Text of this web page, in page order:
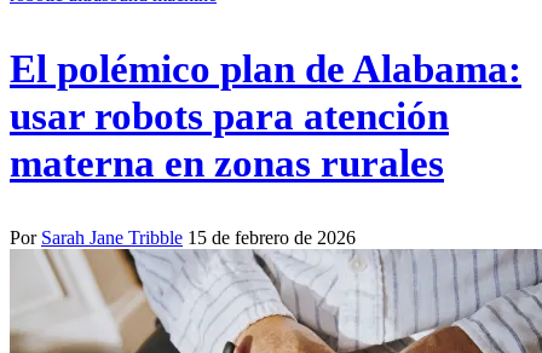
El polémico plan de Alabama:
usar robots para atención
materna en zonas rurales
Por Sarah Jane Tribble 15 de febrero de 2026